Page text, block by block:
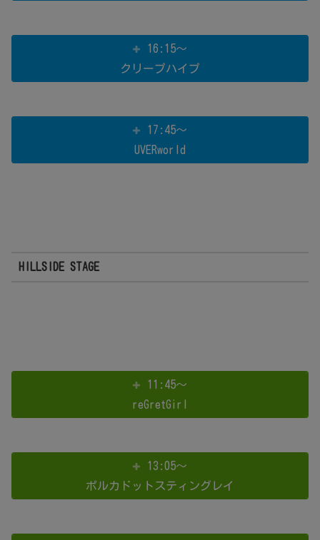
16:15～
クリープハイプ
17:45～
UVERworld
HILLSIDE STAGE
11:45～
reGretGirl
13:05～
ポルカドットスティングレイ